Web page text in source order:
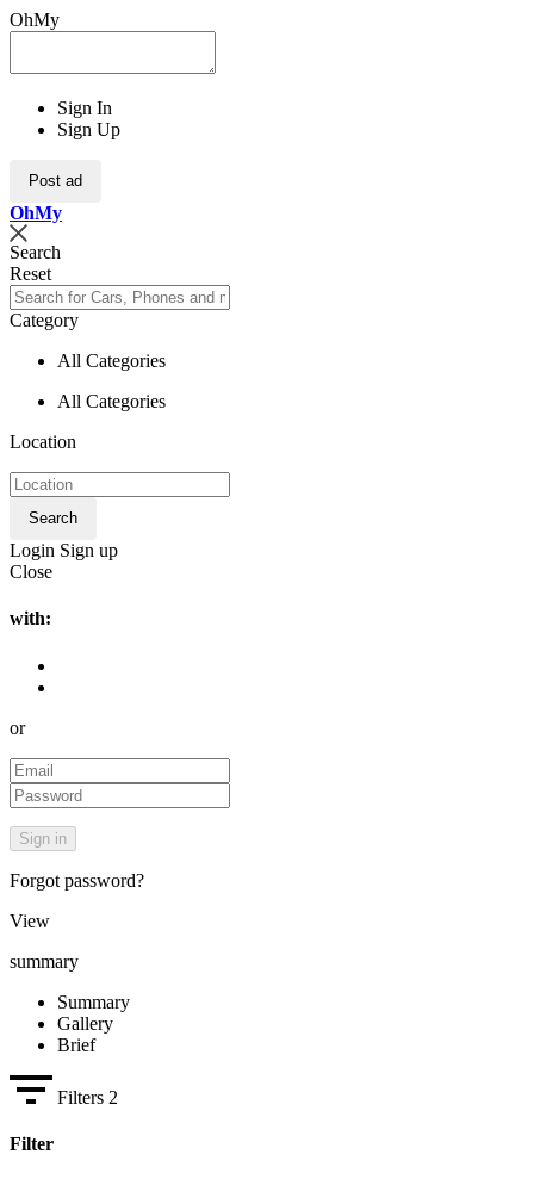
OhMy
Sign In
Sign Up
Post ad
OhMy
Search
Reset
Category
All Categories
All Categories
Location
Search
Login Sign up
Close
with:
or
Forgot password?
View
summary
Summary
Gallery
Brief
Filters 2
Filter